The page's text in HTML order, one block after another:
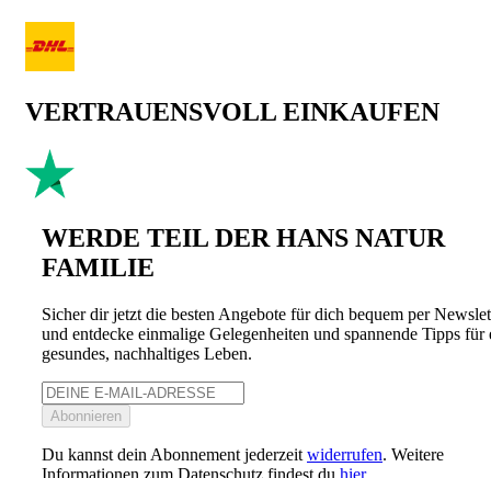
VERTRAUENSVOLL EINKAUFEN
WERDE TEIL DER HANS NATUR
FAMILIE
Sicher dir jetzt die besten Angebote für dich bequem per
und entdecke einmalige Gelegenheiten und spannende Tipps für
gesundes, nachhaltiges Leben.
Abonnieren
Du kannst dein Abonnement jederzeit widerrufen. Weitere